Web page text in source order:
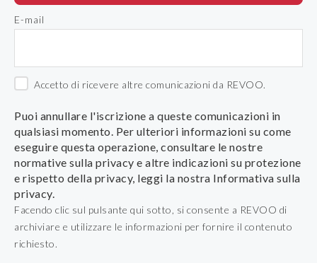
E-mail
Accetto di ricevere altre comunicazioni da REVOO.
Puoi annullare l'iscrizione a queste comunicazioni in
qualsiasi momento. Per ulteriori informazioni su come
eseguire questa operazione, consultare le nostre
normative sulla privacy e altre indicazioni su protezione
e rispetto della privacy, leggi la nostra Informativa sulla
privacy.
Facendo clic sul pulsante qui sotto, si consente a REVOO di
archiviare e utilizzare le informazioni per fornire il contenuto
richiesto.